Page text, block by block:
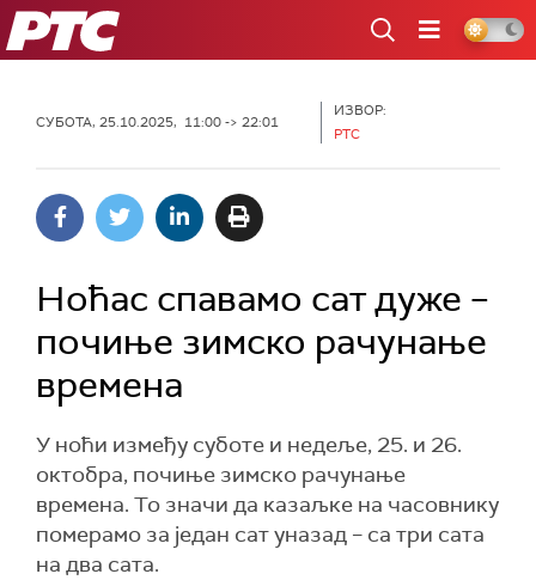
РТС
СУБОТА, 25.10.2025, 11:00 -> 22:01
ИЗВОР:
РТС
Ноћас спавамо сат дуже –
почиње зимско рачунање
времена
У ноћи између суботе и недеље, 25. и 26.
октобра, почиње зимско рачунање
времена. То значи да казаљке на часовнику
померамо за један сат уназад – са три сата
на два сата.